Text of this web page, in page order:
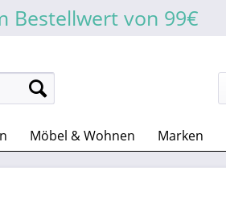
Bestellwert von 99€
Möbel & Wohnen Marken